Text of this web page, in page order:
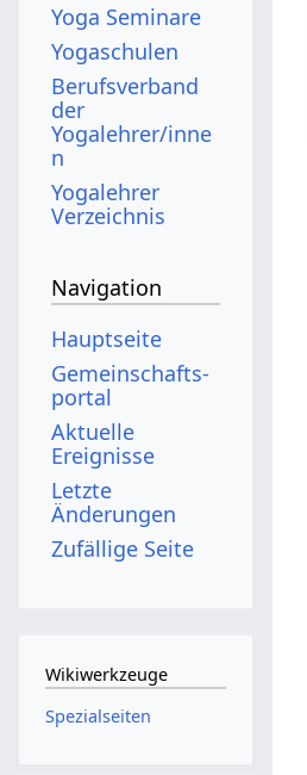
Yoga Seminare
Yogaschulen
Berufsverband
der
Yogalehrer/inne
n
Yogalehrer
Verzeichnis
Navigation
Hauptseite
Gemeinschafts­
portal
Aktuelle
Ereignisse
Letzte
Änderungen
Zufällige Seite
Wikiwerkzeuge
Spezialseiten